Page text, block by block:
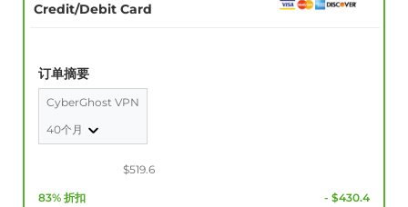
Credit/Debit Card
订单摘要
CyberGhost VPN
40个月
$519.6
83% 折扣 - $430.4